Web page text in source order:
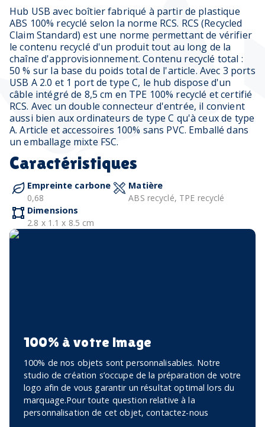
Hub USB avec boîtier fabriqué à partir de plastique
ABS 100% recyclé selon la norme RCS. RCS (Recycled
Claim Standard) est une norme permettant de vérifier
le contenu recyclé d'un produit tout au long de la
chaîne d'approvisionnement. Contenu recyclé total :
50 % sur la base du poids total de l'article. Avec 3 ports
USB A 2.0 et 1 port de type C, le hub dispose d'un
câble intégré de 8,5 cm en TPE 100% recyclé et certifié
RCS. Avec un double connecteur d'entrée, il convient
aussi bien aux ordinateurs de type C qu'à ceux de type
A. Article et accessoires 100% sans PVC. Emballé dans
un emballage mixte FSC.
Caractéristiques
Empreinte carbone
0,68
Matière
ABS recyclé, TPE recyclé
Dimensions
2.8 x 1.1 x 8.5 cm
100% à votre image
100% de nos objets sont personnalisables. Notre
studio de création s’occupe de la préparation de votre
logo afin de vous garantir un résultat optimal lors du
marquage.Pour toute question relative à la
personnalisation de cet objet, contactez-nous